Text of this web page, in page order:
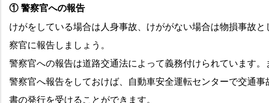
① 警察官への報告
けがをしている場合は人身事故、けががない場合は物損事故と
察官に報告しましょう。
警察官への報告は道路交通法によって義務付けられています。
警察官へ報告をしておけば、自動車安全運転センターで交通事
書の発行を受けることができます。